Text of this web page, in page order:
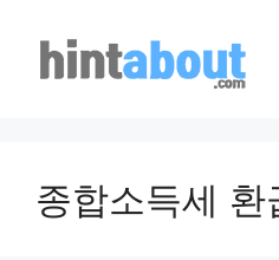
content
종합소득세 환